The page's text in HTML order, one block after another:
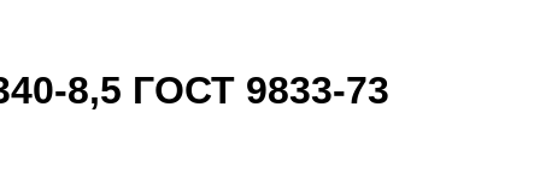
8,5 ГОСТ 9833-73